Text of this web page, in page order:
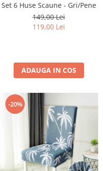
Set 6 Huse Scaune - Gri/Pene
149,00 Lei
119,00 Lei
ADAUGA IN COS
-20%